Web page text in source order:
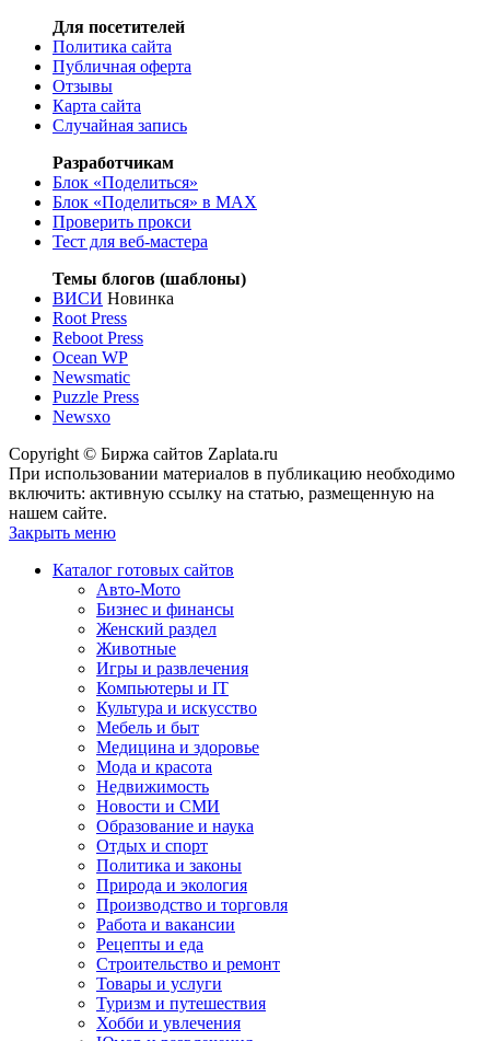
Для посетителей
Политика сайта
Публичная оферта
Отзывы
Карта сайта
Случайная запись
Разработчикам
Блок «Поделиться»
Блок «Поделиться» в MAX
Проверить прокси
Тест для веб-мастера
Темы блогов (шаблоны)
ВИСИ Новинка
Root Press
Reboot Press
Ocean WP
Newsmatic
Puzzle Press
Newsxo
Copyright © Биржа сайтов Zaplata.ru
При использовании материалов в публикацию необходимо
включить: активную ссылку на статью, размещенную на
нашем сайте.
Закрыть меню
Каталог готовых сайтов
Авто-Мото
Бизнес и финансы
Женский раздел
Животные
Игры и развлечения
Компьютеры и IT
Культура и искусство
Мебель и быт
Медицина и здоровье
Мода и красота
Недвижимость
Новости и СМИ
Образование и наука
Отдых и спорт
Политика и законы
Природа и экология
Производство и торговля
Работа и вакансии
Рецепты и еда
Строительство и ремонт
Товары и услуги
Туризм и путешествия
Хобби и увлечения